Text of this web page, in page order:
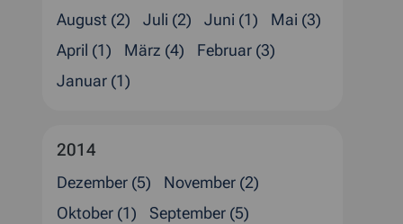
August (2)
Juli (2) Juni (1)
Mai (3)
April (1)
März (4)
Februar (3)
Januar (1)
2014
Dezember (5)
November (2)
Oktober (1)
September (5)